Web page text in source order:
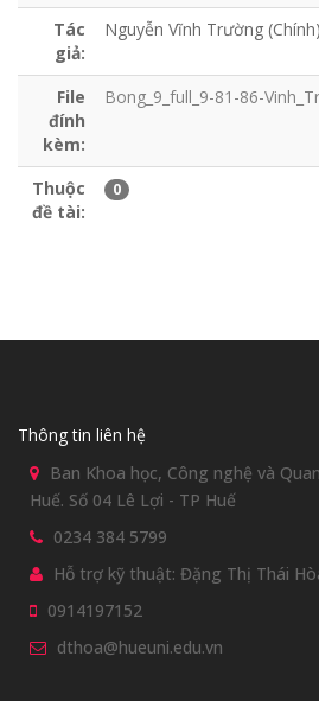
Tác
giả:
Nguyễn Vĩnh Trường
File
đính
kèm:
Bong_9_full_9-81-86-
Thuộc
đề tài:
0
Thông tin liên hệ
Ban Khoa học, Công nghệ và
Huế. Số 04 Lê Lợi - TP Huế
0234 384 5799
Hỗ trợ kỹ thuật: Đặng Thị Thái
0914197152
dthoa@hueuni.edu.vn